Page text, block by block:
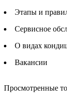
Этапы и
Сервисное
О видах
Вакансии
Просмотренные